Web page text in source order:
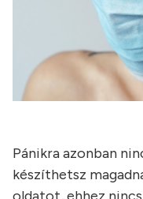
Pánikra azonban
készíthetsz